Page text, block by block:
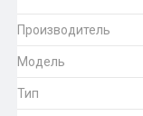
Производитель
Модель
Тип